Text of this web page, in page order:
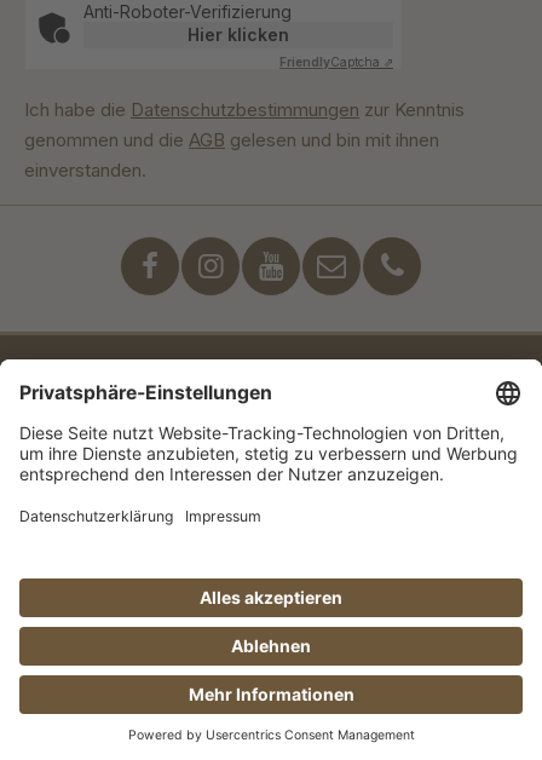
Anti-Roboter-Verifizierung
Hier klicken
FriendlyCaptcha ⇗
Ich habe die Datenschutzbestimmungen zur Kenntnis
genommen und die AGB gelesen und bin mit ihnen
einverstanden.
Unser Engagement
© Manufaktur Jörg Geiger GmbH 2026 |
* Preise inkl. MwSt. zzgl. Versandkosten